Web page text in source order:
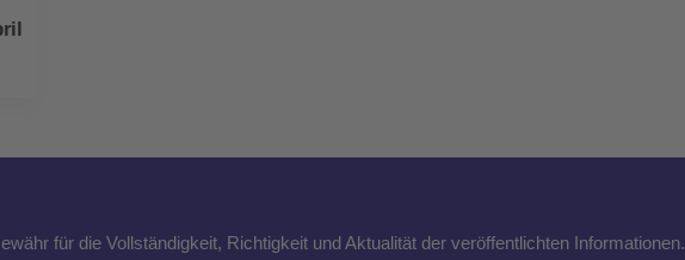
für die Vollständigkeit, Richtigkeit und Aktualität der veröffentlichten Informationen.